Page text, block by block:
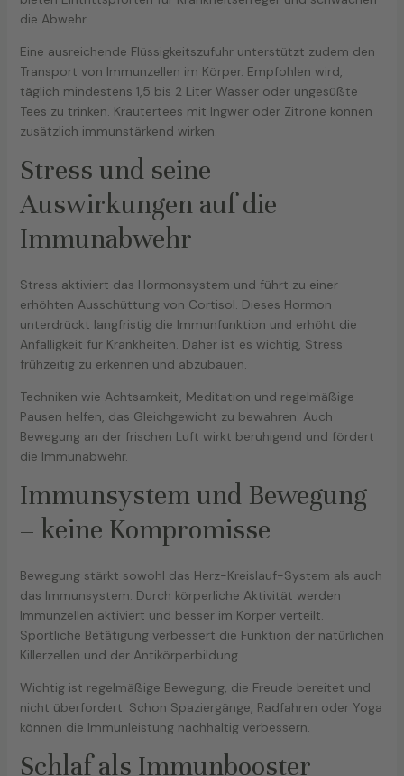
die Abwehr.
Eine ausreichende Flüssigkeitszufuhr unterstützt zudem den
Transport von Immunzellen im Körper. Empfohlen wird,
täglich mindestens 1,5 bis 2 Liter Wasser oder ungesüßte
Tees zu trinken. Kräutertees mit Ingwer oder Zitrone können
zusätzlich immunstärkend wirken.
Stress und seine
Auswirkungen auf die
Immunabwehr
Stress aktiviert das Hormonsystem und führt zu einer
erhöhten Ausschüttung von Cortisol. Dieses Hormon
unterdrückt langfristig die Immunfunktion und erhöht die
Anfälligkeit für Krankheiten. Daher ist es wichtig, Stress
frühzeitig zu erkennen und abzubauen.
Techniken wie Achtsamkeit, Meditation und regelmäßige
Pausen helfen, das Gleichgewicht zu bewahren. Auch
Bewegung an der frischen Luft wirkt beruhigend und fördert
die Immunabwehr.
Immunsystem und Bewegung
– keine Kompromisse
Bewegung stärkt sowohl das Herz-Kreislauf-System als auch
das Immunsystem. Durch körperliche Aktivität werden
Immunzellen aktiviert und besser im Körper verteilt.
Sportliche Betätigung verbessert die Funktion der natürlichen
Killerzellen und der Antikörperbildung.
Wichtig ist regelmäßige Bewegung, die Freude bereitet und
nicht überfordert. Schon Spaziergänge, Radfahren oder Yoga
können die Immunleistung nachhaltig verbessern.
Schlaf als Immunbooster